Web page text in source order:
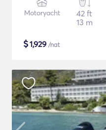
Motoryacht
42 ft
13 m
$1,929 /nat